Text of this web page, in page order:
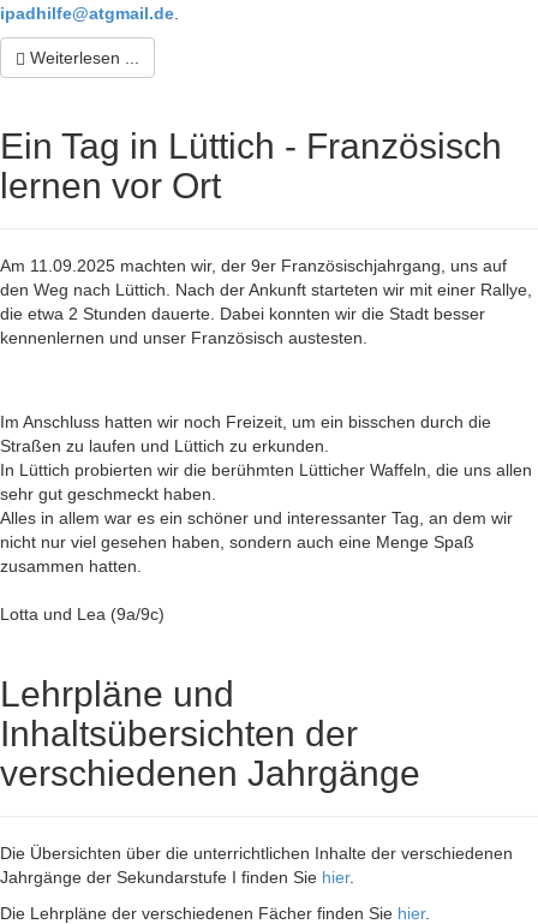
ipadhilfe@atgmail.de
Weiterlesen ...
Ein Tag in Lüttich - Französisch
lernen vor Ort
Am 11.09.2025 machten wir, der 9er Französischjahrgang, uns auf
den Weg nach Lüttich. Nach der Ankunft starteten wir mit einer Rallye,
die etwa 2 Stunden dauerte. Dabei konnten wir die Stadt besser
kennenlernen und unser Französisch austesten.
Im Anschluss hatten wir noch Freizeit, um ein bisschen durch die
Straßen zu laufen und Lüttich zu erkunden.
In Lüttich probierten wir die berühmten Lütticher Waffeln, die uns allen
sehr gut geschmeckt haben.
Alles in allem war es ein schöner und interessanter Tag, an dem wir
nicht nur viel gesehen haben, sondern auch eine Menge Spaß
zusammen hatten.
Lotta und Lea (9a/9c)
Lehrpläne und
Inhaltsübersichten der
verschiedenen Jahrgänge
Die Übersichten über die unterrichtlichen Inhalte der verschiedenen
Jahrgänge der Sekundarstufe I finden Sie hier.
Die Lehrpläne der verschiedenen Fächer finden Sie hier.